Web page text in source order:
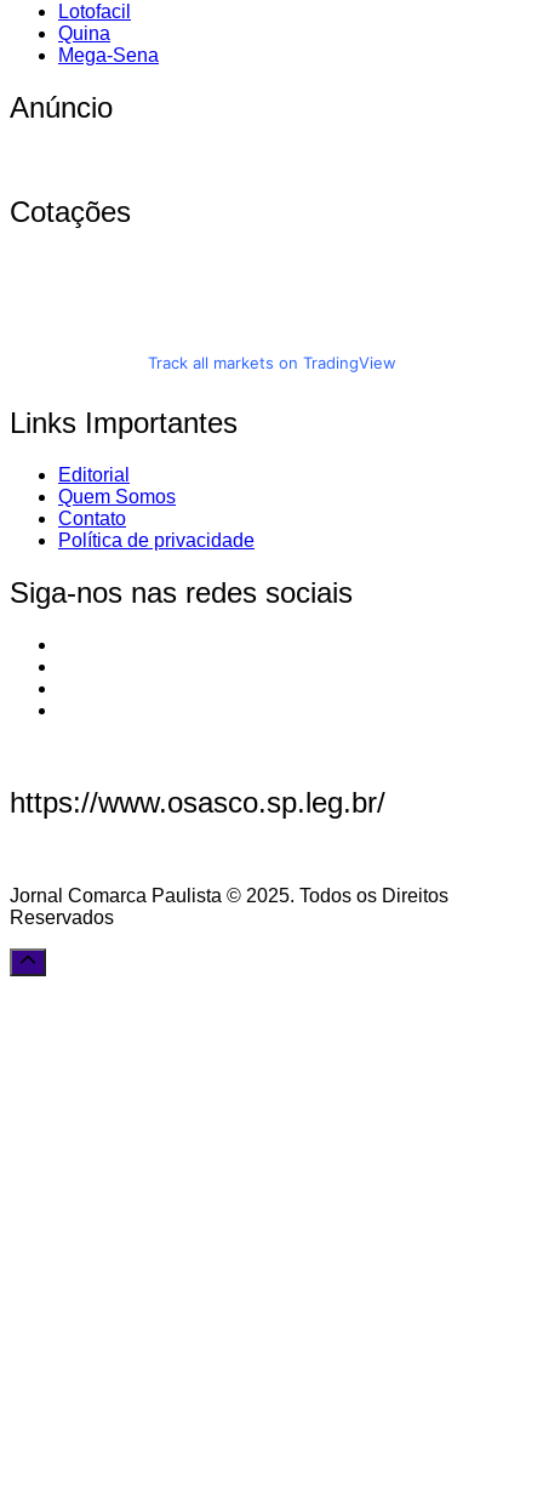
Lotofacil
Quina
Mega-Sena
Anúncio
Cotações
Track all markets on TradingView
Links Importantes
Editorial
Quem Somos
Contato
Política de privacidade
Siga-nos nas redes sociais
https://www.osasco.sp.leg.br/
Jornal Comarca Paulista © 2025. Todos os Direitos
Reservados